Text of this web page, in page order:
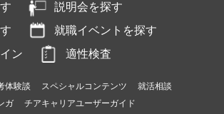
説明会を探す
就職イベントを探す
ン
適性検査
体験談 スペシャルコンテンツ
就活相談
ガ チアキャリアユーザーガイド